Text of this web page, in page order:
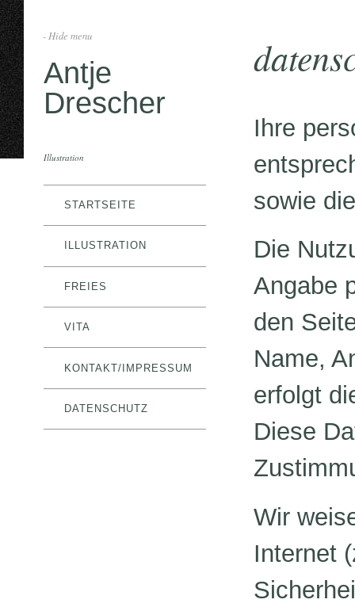
- Hide menu
Antje
Drescher
Illustration
STARTSEITE
ILLUSTRATION
FREIES
VITA
KONTAKT/IMPRESSUM
DATENSCHUTZ
Ihre
sowie
Die
Angabe
den
Name,
erfolgt
Diese
Wir
Internet